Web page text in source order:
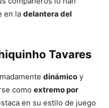
en la delantera del
Tavares
dinámico y
como extremo por
en su estilo de juego